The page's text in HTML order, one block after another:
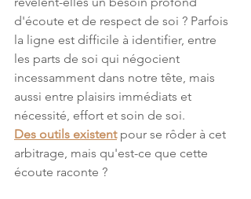
d'écoute et de respect de soi ? Parfois
la ligne est difficile à identifier, entre
les parts de soi qui négocient
incessamment dans notre tête, mais
aussi entre plaisirs immédiats et
nécessité, effort et soin de soi.
Des outils existent pour se rôder à cet
arbitrage, mais qu'est-ce que cette
écoute raconte ?